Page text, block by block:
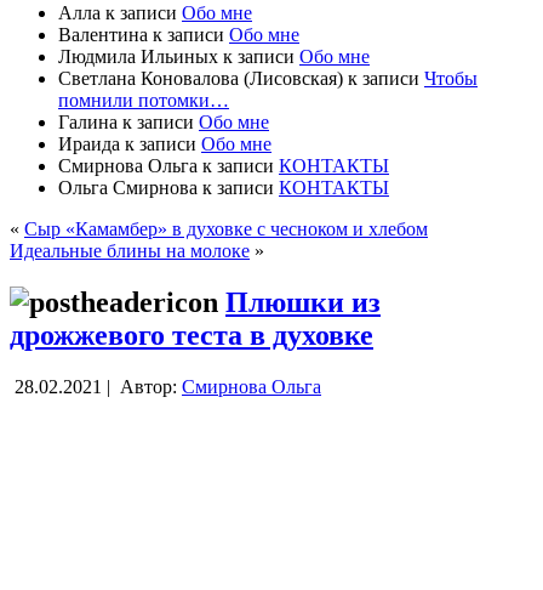
Алла к записи Обо мне
Валентина к записи Обо мне
Людмила Ильиных к записи Обо мне
Светлана Коновалова (Лисовская) к записи Чтобы
помнили потомки…
Галина к записи Обо мне
Ираида к записи Обо мне
Смирнова Ольга к записи КОНТАКТЫ
Ольга Смирнова к записи КОНТАКТЫ
« Сыр «Камамбер» в духовке с чесноком и хлебом
Идеальные блины на молоке »
Плюшки из
дрожжевого теста в духовке
28.02.2021 | Автор: Смирнова Ольга